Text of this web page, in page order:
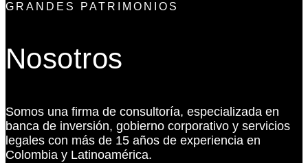
GRANDES PATRIMONIOS
Nosotros
Somos una firma de consultoría, especializada en
banca de inversión, gobierno corporativo y servicios
legales con más de 15 años de experiencia en
Colombia y Latinoamérica.